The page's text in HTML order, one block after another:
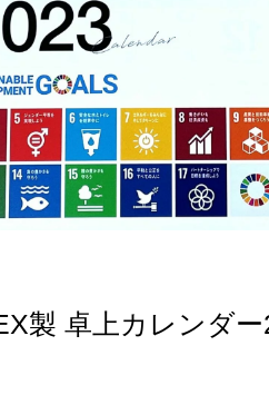
製 卓上カレンダ